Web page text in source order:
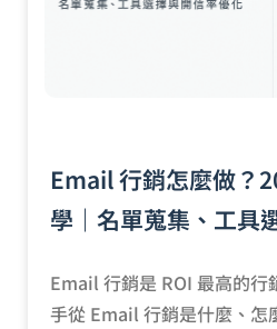
Email 行銷怎麼做？
學｜名單蒐集、工具
Email 行銷是 ROI 最高的行
手從 Email 行銷是什麼、怎